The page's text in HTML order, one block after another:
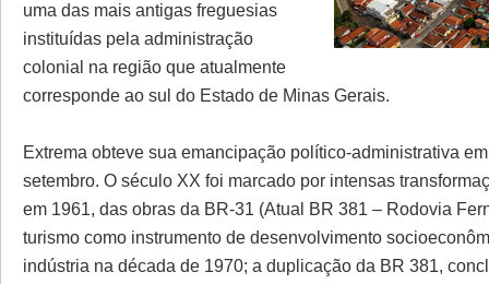
uma das mais antigas freguesias
instituídas pela administração
colonial na região que atualmente
corresponde ao sul do Estado de Minas Gerais.
Extrema obteve sua emancipação político-administrativa
setembro. O século XX foi marcado por intensas
em 1961, das obras da BR-31 (Atual BR 381 – Rodovia
turismo como instrumento de desenvolvimento
indústria na década de 1970; a duplicação da BR 381,